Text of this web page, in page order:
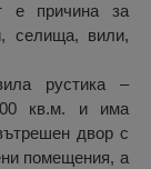
e причина за
селища, вили,
рустика –
кв.м. и има
двор с
помещения, а